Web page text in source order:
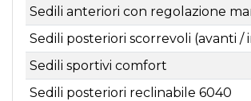
Sedili anteriori con regolazione
Sedili posteriori scorrevoli (avanti /
Sedili sportivi comfort
Sedili posteriori reclinabile 6040